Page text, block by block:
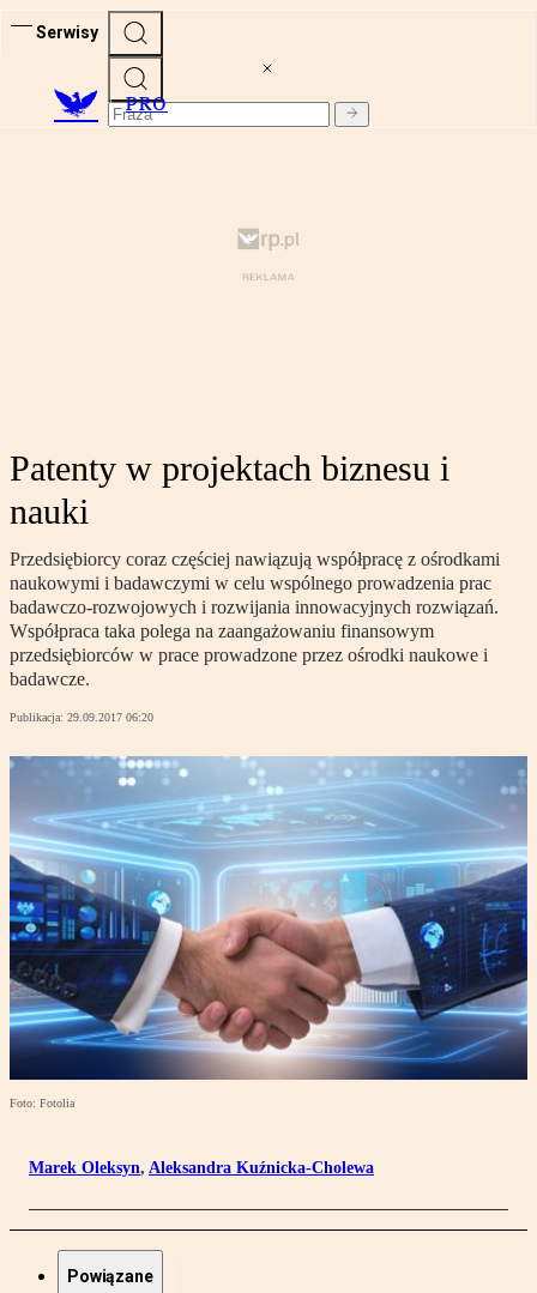
Serwisy
PRO
Patenty w projektach biznesu i
nauki
Przedsiębiorcy coraz częściej nawiązują współpracę z ośrodkami
naukowymi i badawczymi w celu wspólnego prowadzenia prac
badawczo-rozwojowych i rozwijania innowacyjnych rozwiązań.
Współpraca taka polega na zaangażowaniu finansowym
przedsiębiorców w prace prowadzone przez ośrodki naukowe i
badawcze.
Publikacja: 29.09.2017 06:20
Foto: Fotolia
Marek Oleksyn, Aleksandra Kuźnicka-Cholewa
Powiązane